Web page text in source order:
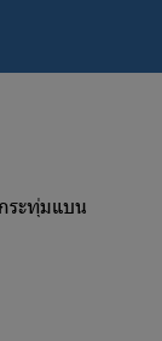
ระทุ่มแบน